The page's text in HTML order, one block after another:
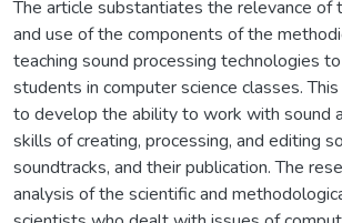
The article substantiates the relevance of
and use of the components of the
teaching sound processing technologies
students in computer science classes.
to develop the ability to work with sound
skills of creating, processing, and editing
soundtracks, and their publication. The
analysis of the scientific and